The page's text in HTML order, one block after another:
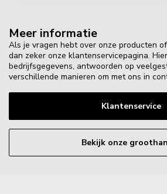
Meer informatie
Als je vragen hebt over onze producten
dan zeker onze klantenservicepagina.
bedrijfsgegevens, antwoorden op
verschillende manieren om met ons in
Klantenservice
Bekijk onze